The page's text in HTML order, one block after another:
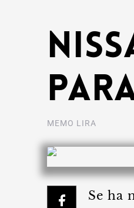
MEMO LIRA
Se ha